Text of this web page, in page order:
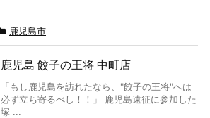
鹿児島市
鹿児島 餃子の王将 中町店
「もし鹿児島を訪れたなら、"餃子の王将"へは
必ず立ち寄るべし！！」 鹿児島遠征に参加した
塚 ...